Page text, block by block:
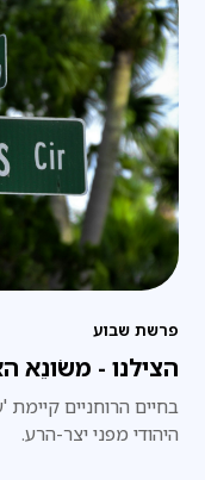
פרשת שבוע
הצילנו - משֹונֵא
בחיים הרוחניים
היהודי מפני יצר-הרע.